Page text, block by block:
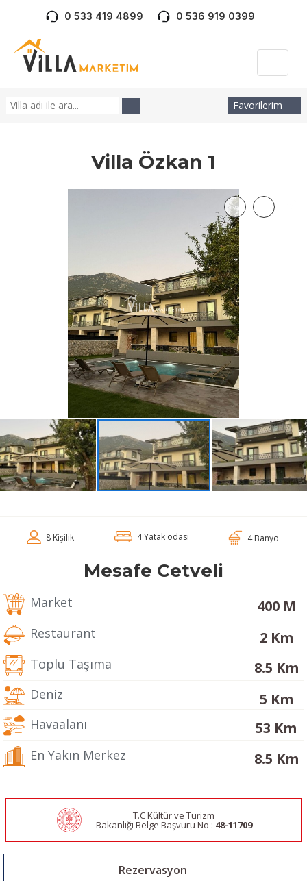
0 533 419 4899 0 536 919 0399
Favorilerim
Villa Özkan 1
8 Kişilik 4 Yatak odası 4 Banyo
Mesafe Cetveli
Market 400 M
Restaurant 2 Km
Toplu Taşıma 8.5 Km
Deniz 5 Km
Havaalanı 53 Km
En Yakın Merkez 8.5 Km
T.C Kültür ve Turizm
Bakanlığı Belge Başvuru No : 48-11709
Rezervasyon